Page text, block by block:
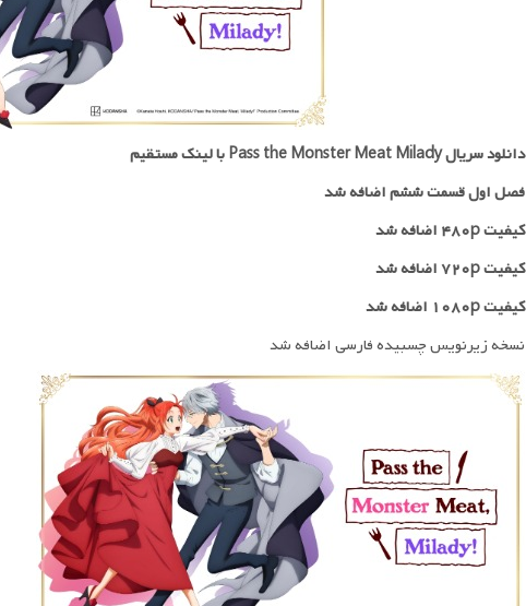
دانلود سریال Pass the Monster Meat Milady با لینک مستقیم
فصل اول قسمت ششم اضافه شد
کیفیت ۴۸۰p اضافه شد
کیفیت ۷۲۰p اضافه شد
کیفیت ۱۰۸۰p اضافه شد
نسخه زیرنویس چسبیده فارسی اضافه شد